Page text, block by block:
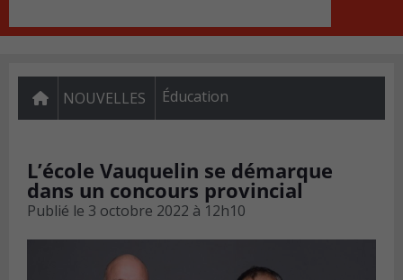
NOUVELLES Éducation
L’école Vauquelin se démarque
dans un concours provincial
Publié le 3 octobre 2022 à 12h10